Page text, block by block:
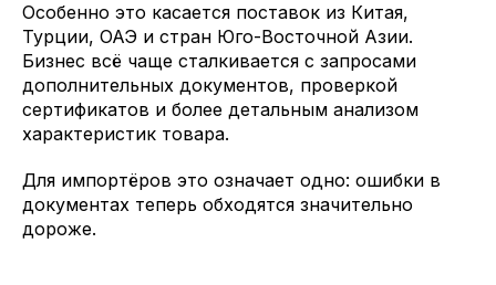
Особенно это касается поставок из Китая,
Турции, ОАЭ и стран Юго-Восточной Азии.
Бизнес всё чаще сталкивается с запросами
дополнительных документов, проверкой
сертификатов и более детальным анализом
характеристик товара.
Для импортёров это означает одно: ошибки в
документах теперь обходятся значительно
дороже.